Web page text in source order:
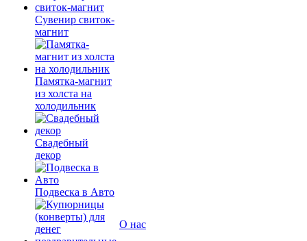
Сувенир свиток-
магнит
Памятка-магнит
из холста на
холодильник
Свадебный
декор
Подвеска в Авто
О нас